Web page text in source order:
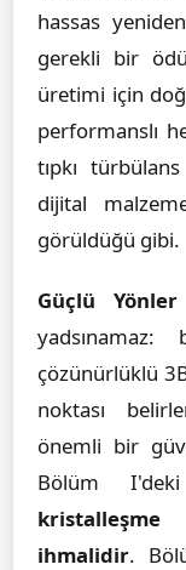
hassas
gerekli bir
üretimi için
performanslı
tıpkı
dijital
görüldüğü gibi.
Güçlü
çözünürlüklü
noktası
önemli bir
Bölüm
ihmalidir.